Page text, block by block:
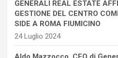
GENERALI REAL ESTATE
GESTIONE DEL CENTRO
SIDE A ROMA FIUMICINO
24 Luglio 2024